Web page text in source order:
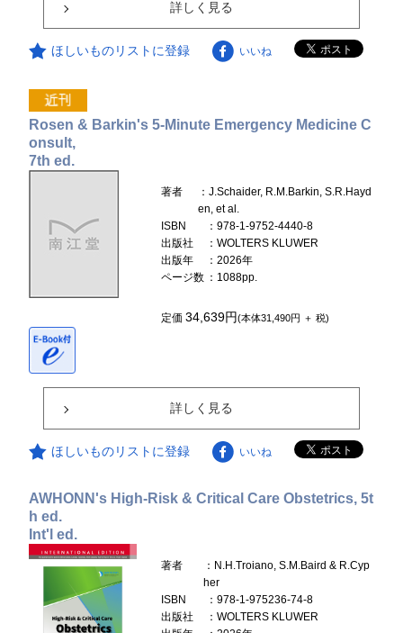
詳しく見る
ほしいものリストに登録 いいね
Rosen & Barkin's 5-Minute Emergency Medicine C
onsult,
7th ed.
著者
：J.Schaider, R.M.Barkin, S.R.Hayd
en, et al.
ISBN
：978-1-9752-4440-8
出版社
：WOLTERS KLUWER
出版年
：2026年
ページ数 ：1088pp.
定価34,639円(本体31,490円 ＋ 税)
詳しく見る
ほしいものリストに登録 いいね
AWHONN's High-Risk & Critical Care Obstetrics, 5t
h ed.
Int'l ed.
著者
：N.H.Troiano, S.M.Baird & R.Cyp
her
ISBN
：978-1-975236-74-8
出版社
：WOLTERS KLUWER